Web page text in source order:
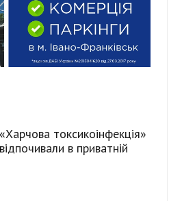
токсикоінфекція»
в приватній